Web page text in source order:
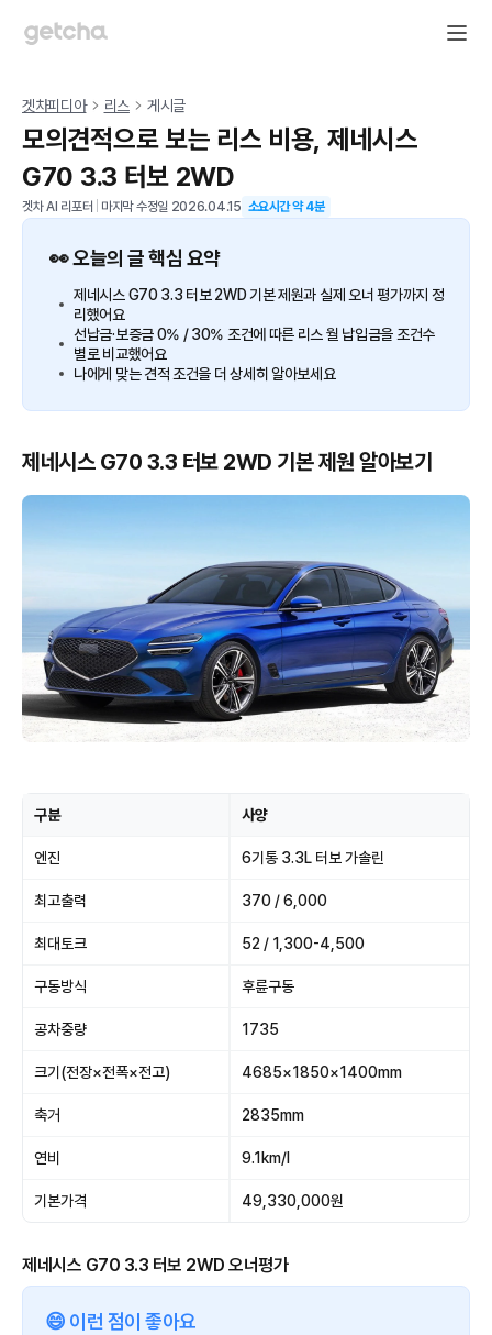
겟차피디아 리스 게시글
모의견적으로 보는 리스 비용, 제네시스
G70 3.3 터보 2WD
겟차 AI 리포터 마지막 수정일 2026.04.15 소요시간 약4분
👀 오늘의 글 핵심 요약
제네시스 G70 3.3 터보 2WD 기본 제원과 실제 오너 평가까지 정
리했어요
선납금·보증금 0% / 30% 조건에 따른 리스 월 납입금을 조건수
별로 비교했어요
나에게 맞는 견적 조건을 더 상세히 알아보세요
제네시스 G70 3.3 터보 2WD 기본 제원 알아보기
구분 사양
엔진 6기통 3.3L 터보 가솔린
최고출력 370 / 6,000
최대토크 52 / 1,300-4,500
구동방식 후륜구동
공차중량 1735
크기(전장×전폭×전고) 4685×1850×1400mm
축거 2835mm
연비 9.1km/l
기본가격 49,330,000원
제네시스 G70 3.3 터보 2WD 오너평가
😄 이런 점이 좋아요